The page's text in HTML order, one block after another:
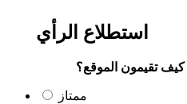
استطلاع الرأي
تقيمون الموقع؟
ممتاز